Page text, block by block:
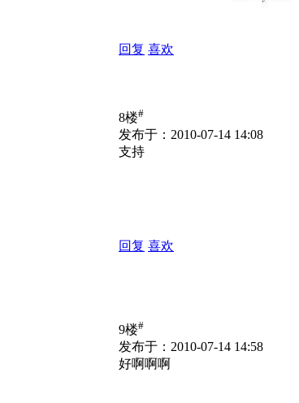
回复 喜欢
8楼#
发布于：2010-07-14 14:08
支持
回复 喜欢
9楼#
发布于：2010-07-14 14:58
好啊啊啊